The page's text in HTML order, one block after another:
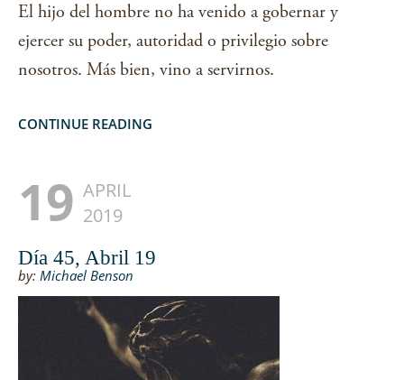
El hijo del hombre no ha venido a gobernar y
ejercer su poder, autoridad o privilegio sobre
nosotros. Más bien, vino a servirnos.
CONTINUE READING
19 APRIL
2019
Día 45, Abril 19
by: Michael Benson